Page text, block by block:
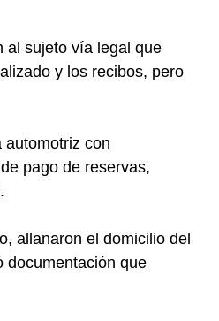
al sujeto vía legal que
y los recibos, pero
automotriz con
pago de reservas,
allanaron el domicilio del
documentación que